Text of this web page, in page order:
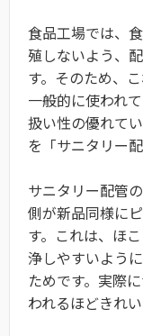
食品工場では、
殖しないよう、
す。そのため、
一般的に使われ
扱い性の優れて
を「サニタリー
サニタリー配管
側が新品同様に
す。これは、ほ
浄しやすいよう
ためです。実際
われるほどきれ